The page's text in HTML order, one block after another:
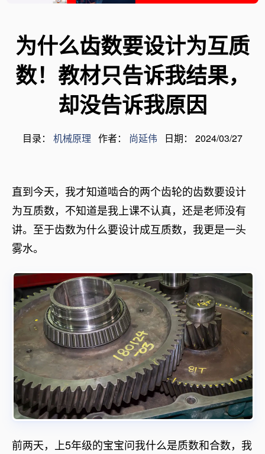
为什么齿数要设计为互质
数！教材只告诉我结果，
却没告诉我原因
目录： 机械原理 作者： 尚延伟 日期： 2024/03/27
直到今天，我才知道啮合的两个齿轮的齿数要设计
为互质数，不知道是我上课不认真，还是老师没有
讲。至于齿数为什么要设计成互质数，我更是一头
雾水。
前两天，上5年级的宝宝问我什么是质数和合数，我